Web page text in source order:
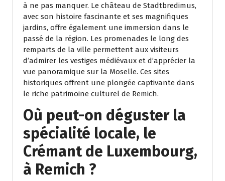
à ne pas manquer. Le château de Stadtbredimus,
avec son histoire fascinante et ses magnifiques
jardins, offre également une immersion dans le
passé de la région. Les promenades le long des
remparts de la ville permettent aux visiteurs
d’admirer les vestiges médiévaux et d’apprécier la
vue panoramique sur la Moselle. Ces sites
historiques offrent une plongée captivante dans
le riche patrimoine culturel de Remich.
Où peut-on déguster la
spécialité locale, le
Crémant de Luxembourg,
à Remich ?